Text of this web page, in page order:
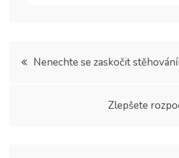
Navigace
Nenechte se zaskočit
Zlepšete